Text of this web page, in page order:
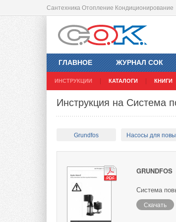
Сантехника Отопление Кондиционирование
ГЛАВНОЕ ЖУРНАЛ СОК
ИНСТРУКЦИИ КАТАЛОГИ КНИГИ
Инструкция на Система
Grundfos Насосы для
GRUNDFOS
Система
Скачать